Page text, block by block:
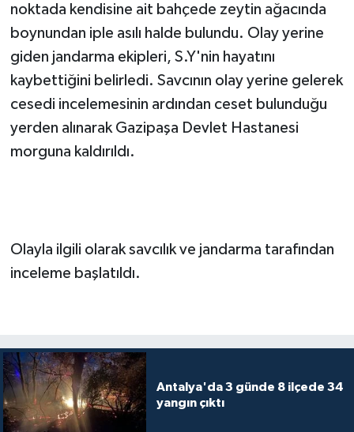
noktada kendisine ait bahçede zeytin ağacında
boynundan iple asılı halde bulundu. Olay yerine
giden jandarma ekipleri, S.Y'nin hayatını
kaybettiğini belirledi. Savcının olay yerine gelerek
cesedi incelemesinin ardından ceset bulunduğu
yerden alınarak Gazipaşa Devlet Hastanesi
morguna kaldırıldı.
Olayla ilgili olarak savcılık ve jandarma tarafından
inceleme başlatıldı.
Antalya'da 3 günde 8 ilçede 34
yangın çıktı